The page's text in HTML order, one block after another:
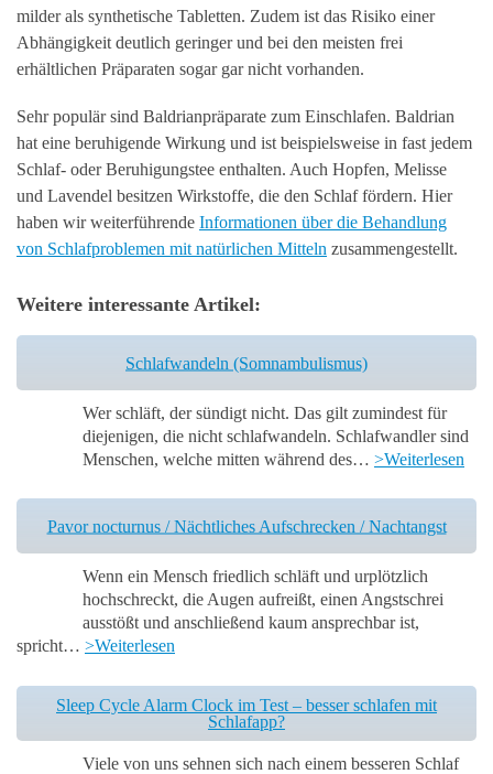
milder als synthetische Tabletten. Zudem ist das Risiko einer
Abhängigkeit deutlich geringer und bei den meisten frei
erhältlichen Präparaten sogar gar nicht vorhanden.
Sehr populär sind Baldrianpräparate zum Einschlafen. Baldrian
hat eine beruhigende Wirkung und ist beispielsweise in fast jedem
Schlaf- oder Beruhigungstee enthalten. Auch Hopfen, Melisse
und Lavendel besitzen Wirkstoffe, die den Schlaf fördern. Hier
haben wir weiterführende Informationen über die Behandlung
von Schlafproblemen mit natürlichen Mitteln zusammengestellt.
Weitere interessante Artikel:
Schlafwandeln (Somnambulismus)
Wer schläft, der sündigt nicht. Das gilt zumindest für
diejenigen, die nicht schlafwandeln. Schlafwandler sind
Menschen, welche mitten während des… >Weiterlesen
Pavor nocturnus / Nächtliches Aufschrecken / Nachtangst
Wenn ein Mensch friedlich schläft und urplötzlich
hochschreckt, die Augen aufreißt, einen Angstschrei
ausstößt und anschließend kaum ansprechbar ist,
spricht… >Weiterlesen
Sleep Cycle Alarm Clock im Test – besser schlafen mit
Schlafapp?
Viele von uns sehnen sich nach einem besseren Schlaf